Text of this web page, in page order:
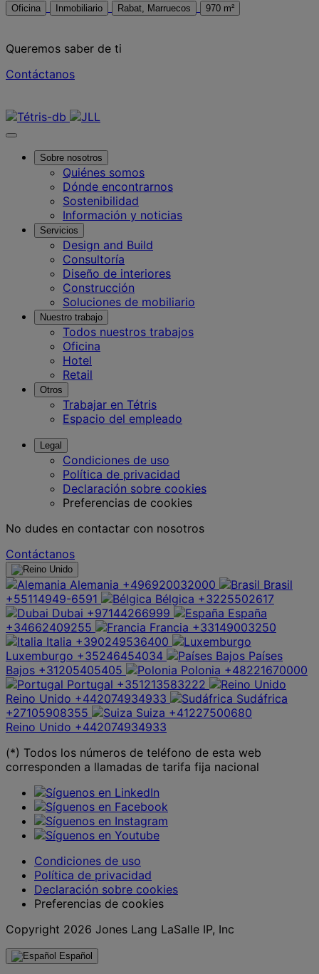
Oficina Inmobiliario Rabat, Marruecos 970 m²
Queremos saber de ti
Contáctanos
Sobre nosotros
Quiénes somos
Dónde encontrarnos
Sostenibilidad
Información y noticias
Servicios
Design and Build
Consultoría
Diseño de interiores
Construcción
Soluciones de mobiliario
Nuestro trabajo
Todos nuestros trabajos
Oficina
Hotel
Retail
Otros
Trabajar en Tétris
Espacio del empleado
Legal
Condiciones de uso
Política de privacidad
Declaración sobre cookies
Preferencias de cookies
No dudes en contactar con nosotros
Contáctanos
Alemania +496920032000
Brasil
+55114949-6591
Bélgica +3225502617
Dubai +97144266999
España
+34662409255
Francia +33149003250
Italia +390249536400
Luxemburgo +35246454034
Países
Bajos +31205405405 Polonia +48221670000
Portugal +351213583222
Reino Unido +442074934933
Sudáfrica
+27105908355
Suiza +41227500680
Reino Unido +442074934933
(*) Todos los números de teléfono de esta web
corresponden a llamadas de tarifa fija nacional
Condiciones de uso
Política de privacidad
Declaración sobre cookies
Preferencias de cookies
Copyright 2026 Jones Lang LaSalle IP, Inc
Español